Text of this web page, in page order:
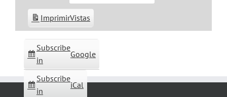
Subscribe
in
Google
Subscribe
in
iCal
ImprimirVistas